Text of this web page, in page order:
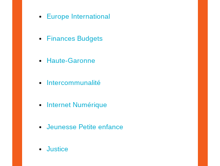
Europe International
Finances Budgets
Haute-Garonne
Intercommunalité
Internet Numérique
Jeunesse Petite enfance
Justice